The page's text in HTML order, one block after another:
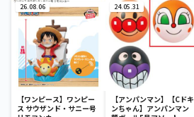
26.08.06
【ワンピース】ワンピー
ス サウザンド・サニー号
24.05.31
【アンパンマン】【Cドキ
ンちゃん】アンパンマン